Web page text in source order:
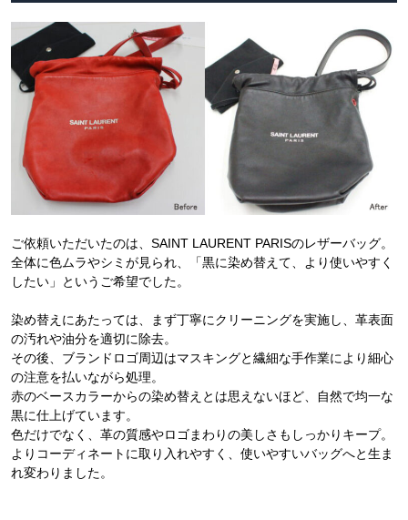
ご依頼いただいたのは、SAINT LAURENT PARISのレザーバッグ。
全体に色ムラやシミが見られ、「黒に染め替えて、より使いやすく
したい」というご希望でした。
染め替えにあたっては、まず丁寧にクリーニングを実施し、革表面
の汚れや油分を適切に除去。
その後、ブランドロゴ周辺はマスキングと繊細な手作業により細心
の注意を払いながら処理。
赤のベースカラーからの染め替えとは思えないほど、自然で均一な
黒に仕上げています。
色だけでなく、革の質感やロゴまわりの美しさもしっかりキープ。
よりコーディネートに取り入れやすく、使いやすいバッグへと生ま
れ変わりました。